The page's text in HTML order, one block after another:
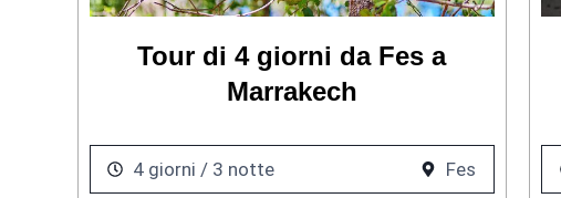
Tour di 4 giorni da Fes a
Marrakech
4 giorni / 3 notte Fes